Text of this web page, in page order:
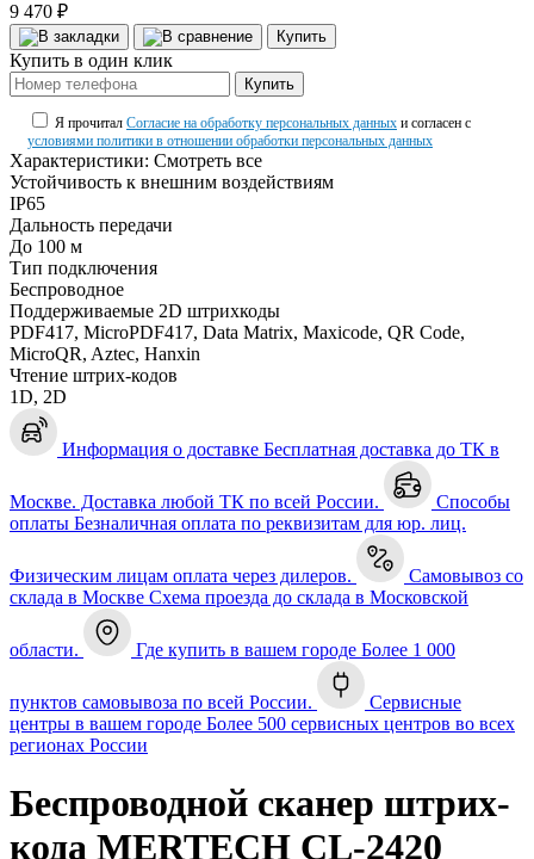
9 470 ₽
Купить
Купить в один клик
Купить
Я прочитал Согласие на обработку персональных данных и согласен с
условиями политики в отношении обработки персональных данных
Характеристики: Смотреть все
Устойчивость к внешним воздействиям
IP65
Дальность передачи
До 100 м
Тип подключения
Беспроводное
Поддерживаемые 2D штрихкоды
PDF417, MicroPDF417, Data Matrix, Maxicode, QR Code,
MicroQR, Aztec, Hanxin
Чтение штрих-кодов
1D, 2D
Информация о доставке Бесплатная доставка до ТК в
Москве. Доставка любой ТК по всей России.
Способы
оплаты Безналичная оплата по реквизитам для юр. лиц.
Физическим лицам оплата через дилеров.
Самовывоз со
склада в Москве Схема проезда до склада в Московской
области. Где купить в вашем городе Более 1 000
пунктов самовывоза по всей России.
Сервисные
центры в вашем городе Более 500 сервисных центров во всех
регионах России
Беспроводной сканер штрих-
кода MERTECH CL-2420